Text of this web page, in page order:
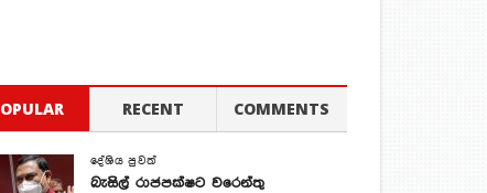
RECENT COMMENTS
දේශිය පුවත්
බැසිල් රාජපක්ෂට වරෙන්තු